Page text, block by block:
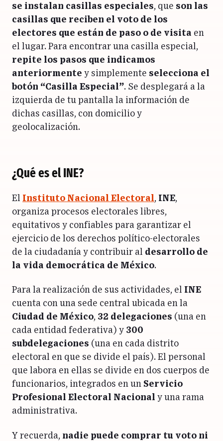
se instalan casillas especiales, que son las
casillas que reciben el voto de los
electores que están de paso o de visita en
el lugar. Para encontrar una casilla especial,
repite los pasos que indicamos
anteriormente y simplemente selecciona el
botón “Casilla Especial”. Se desplegará a la
izquierda de tu pantalla la información de
dichas casillas, con domicilio y
geolocalización.
¿Qué es el INE?
El Instituto Nacional Electoral, INE,
organiza procesos electorales libres,
equitativos y confiables para garantizar el
ejercicio de los derechos político-electorales
de la ciudadanía y contribuir al desarrollo de
la vida democrática de México.
Para la realización de sus actividades, el INE
cuenta con una sede central ubicada en la
Ciudad de México, 32 delegaciones (una en
cada entidad federativa) y 300
subdelegaciones (una en cada distrito
electoral en que se divide el país). El personal
que labora en ellas se divide en dos cuerpos de
funcionarios, integrados en un Servicio
Profesional Electoral Nacional y una rama
administrativa.
Y recuerda, nadie puede comprar tu voto ni